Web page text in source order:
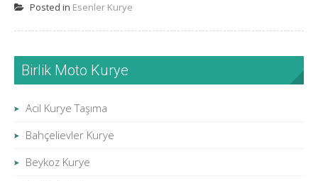
Posted in Esenler Kurye
Birlik Moto Kurye
Acil Kurye Taşıma
Bahçelievler Kurye
Beykoz Kurye